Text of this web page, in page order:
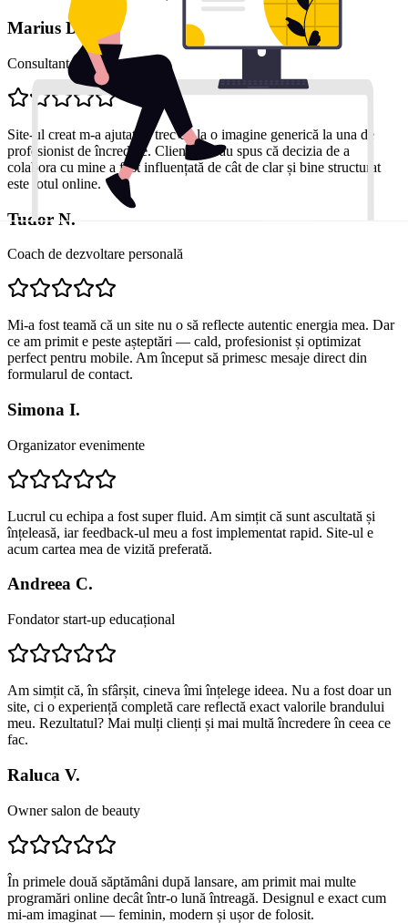
Marius D.
Consultant financiar
Site-ul creat m-a ajutat să trec de la o imagine generică la una de
profesionist de încredere. Clienții mi-au spus că decizia de a
colabora cu mine a fost influențată de cât de clar și bine structurat
este totul online.
Tudor N.
Coach de dezvoltare personală
Mi-a fost teamă că un site nu o să reflecte autentic energia mea. Dar
ce am primit e peste așteptări — cald, profesionist și optimizat
perfect pentru mobile. Am început să primesc mesaje direct din
formularul de contact.
Simona I.
Organizator evenimente
Lucrul cu echipa a fost super fluid. Am simțit că sunt ascultată și
înțeleasă, iar feedback-ul meu a fost implementat rapid. Site-ul e
acum cartea mea de vizită preferată.
Andreea C.
Fondator start-up educațional
Am simțit că, în sfârșit, cineva îmi înțelege ideea. Nu a fost doar un
site, ci o experiență completă care reflectă exact valorile brandului
meu. Rezultatul? Mai mulți clienți și mai multă încredere în ceea ce
fac.
Raluca V.
Owner salon de beauty
În primele două săptămâni după lansare, am primit mai multe
programări online decât într-o lună întreagă. Designul e exact cum
mi-am imaginat — feminin, modern și ușor de folosit.